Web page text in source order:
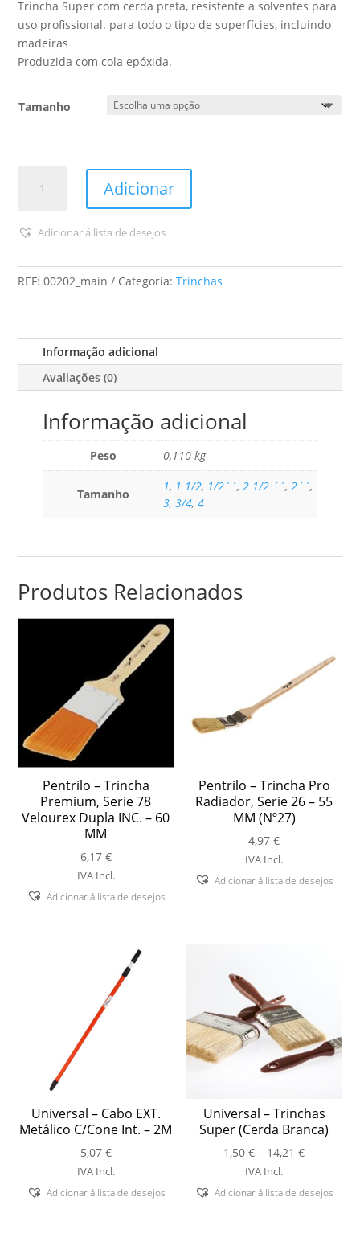
through
Trincha Super com cerda preta, resistente a solventes para
uso profissional. para todo o tipo de superfícies, incluindo
madeiras
Produzida com cola epóxida.
Tamanho
-
Super
(Cerda
Adicionar
Adicionar á lista de desejos
REF:00202_main Categoria:Trinchas
Informação adicional
Avaliações (0)
Informação adicional
Peso 0,110 kg
Tamanho
1, 1 1/2, 1/2´´,2 1/2 ´´,2´´,
3,3/4,4
Produtos Relacionados
Pentrilo – Trincha
Premium, Serie 78
Velourex Dupla INC. – 60
MM
6,17 €
IVA Incl.
Adicionar á lista de desejos
Pentrilo – Trincha Pro
Radiador, Serie 26 – 55
MM (Nº27)
4,97€
IVA Incl.
Adicionar á lista de desejos
Universal – Cabo EXT.
Metálico C/Cone Int. – 2M
5,07 €
IVA Incl.
Adicionar á lista de desejos
Universal – Trinchas
Super (Cerda Branca)
1,50€ – 14,21€Price
1,50 €
through
IVA Incl.
Adicionar á lista de desejos